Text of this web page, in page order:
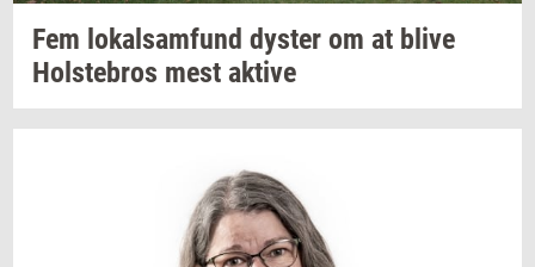
Fem lo­kal­sam­fund dy­ster om at blive
Holste­bros mest ak­ti­ve